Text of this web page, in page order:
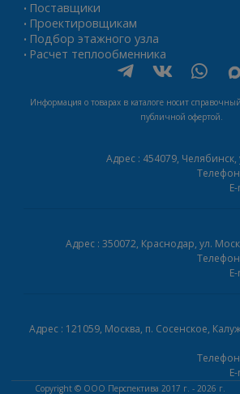
• Поставщики
• Проектировщикам
• Подбор этажного узла
• Расчет теплообменника
Информация о товарах в каталоге носит
публичной офертой.
Адрес : 454079, Челябинск,
Адрес : 350072, Краснодар, ул.
Адрес : 121059, Москва, п. Сосенское,
Copyright © ООО Перспектива 2017 г. - 2026 г.